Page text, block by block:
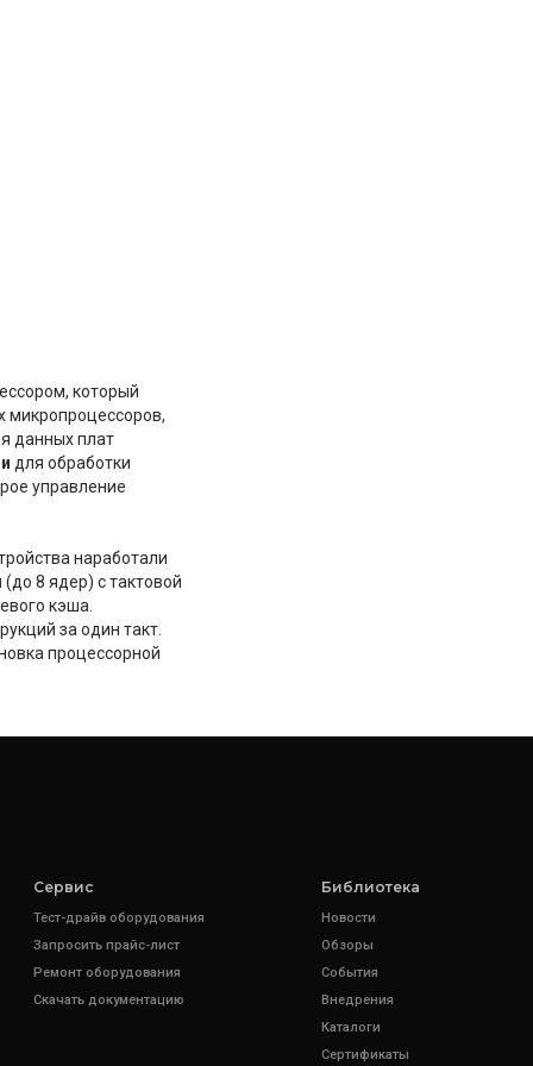
который
микропроцессоров,
данных плат
для обработки
управление
наработали
(до 8 ядер) с тактовой
кэша.
за один такт.
процессорной
Сервис
Тест-драйв оборудования
Запросить прайс-лист
Ремонт оборудования
Скачать документацию
Библиотека
Новости
Обзоры
События
Внедрения
Каталоги
Сертификаты